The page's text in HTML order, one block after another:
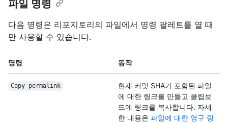
파일 명령
다음 명령은 리포지토리의 파일에서 명령 팔레트를 열 때
만 사용할 수 있습니다.
명령 동작
Copy permalink
현재 커밋 SHA가 포함된 파일
에 대한 링크를 만들고 클립보
드에 링크를 복사합니다. 자세
한 내용은 파일에 대한 영구 링